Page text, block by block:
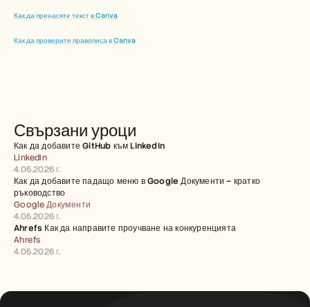
Как да пренасяте текст в Canva
Как да проверите правописа в Canva
Свързани уроци
Как да добавите GitHub към LinkedIn
LinkedIn
4.05.2026 г.
Как да добавите падащо меню в Google Документи – кратко
ръководство
Google Документи
4.05.2026 г.
Ahrefs Как да направите проучване на конкуренцията
Ahrefs
4.05.2026 г.